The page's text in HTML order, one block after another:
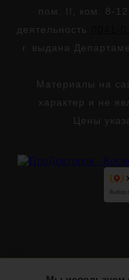
пом. II, ком. 8-
деятельность
г. выдана
Материалы на
характер и не
Цены